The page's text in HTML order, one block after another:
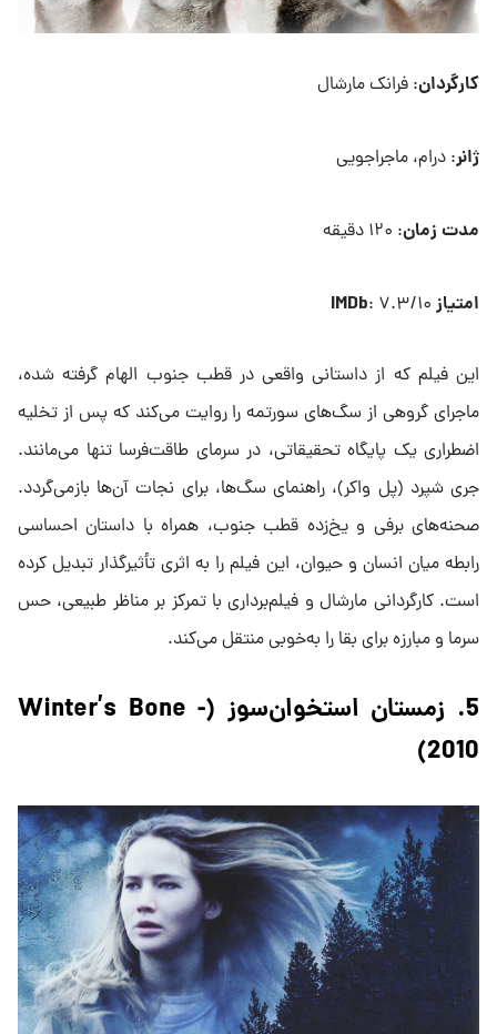
کارگردان: فرانک مارشال
ژانر: درام، ماجراجویی
مدت زمان: ۱۲۰ دقیقه
امتیاز IMDb : ۷.۳/۱۰
این فیلم که از داستانی واقعی در قطب جنوب الهام گرفته شده،
ماجرای گروهی از سگ‌های سورتمه را روایت می‌کند که پس از تخلیه
اضطراری یک پایگاه تحقیقاتی، در سرمای طاقت‌فرسا تنها می‌مانند.
جری شپرد (پل واکر)، راهنمای سگ‌ها، برای نجات آن‌ها بازمی‌گردد.
صحنه‌های برفی و یخ‌زده قطب جنوب، همراه با داستان احساسی
رابطه میان انسان و حیوان، این فیلم را به اثری تأثیرگذار تبدیل کرده
است. کارگردانی مارشال و فیلم‌برداری با تمرکز بر مناظر طبیعی، حس
سرما و مبارزه برای بقا را به‌خوبی منتقل می‌کند.
5. زمستان استخوان‌سوز (Winter’s Bone -
2010)